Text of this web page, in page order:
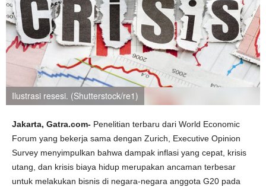
Ilustrasi resesi. (Shutterstock/re1)
Jakarta, Gatra.com- Penelitian terbaru dari World Economic
Forum yang bekerja sama dengan Zurich, Executive Opinion
Survey menyimpulkan bahwa dampak inflasi yang cepat, krisis
utang, dan krisis biaya hidup merupakan ancaman terbesar
untuk melakukan bisnis di negara-negara anggota G20 pada